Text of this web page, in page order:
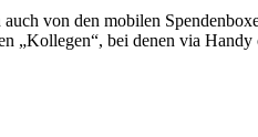
von den mobilen
„Kollegen“, bei denen via